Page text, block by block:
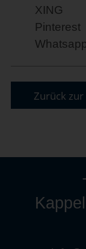
XING
Pinterest
Zurück zur